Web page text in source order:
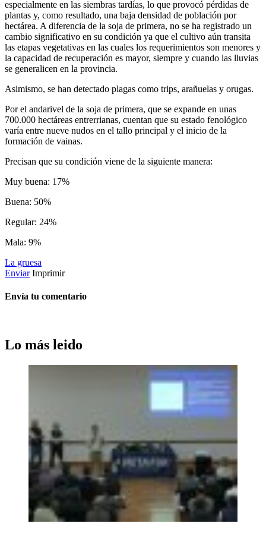
especialmente en las siembras tardías, lo que provocó pérdidas de
plantas y, como resultado, una baja densidad de población por
hectárea. A diferencia de la soja de primera, no se ha registrado un
cambio significativo en su condición ya que el cultivo aún transita
las etapas vegetativas en las cuales los requerimientos son menores y
la capacidad de recuperación es mayor, siempre y cuando las lluvias
se generalicen en la provincia.
Asimismo, se han detectado plagas como trips, arañuelas y orugas.
Por el andarivel de la soja de primera, que se expande en unas
700.000 hectáreas entrerrianas, cuentan que su estado fenológico
varía entre nueve nudos en el tallo principal y el inicio de la
formación de vainas.
Precisan que su condición viene de la siguiente manera:
Muy buena: 17%
Buena: 50%
Regular: 24%
Mala: 9%
La gruesa
Enviar Imprimir
Envía tu comentario
Lo más leido